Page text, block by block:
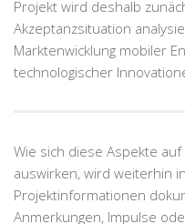
Projekt wird deshalb
Akzeptanzsituation
Marktenwicklung mobiler
technologischer
Wie sich diese Aspekte
auswirken, wird weiterhin
Projektinformationen
Anmerkungen, Impulse